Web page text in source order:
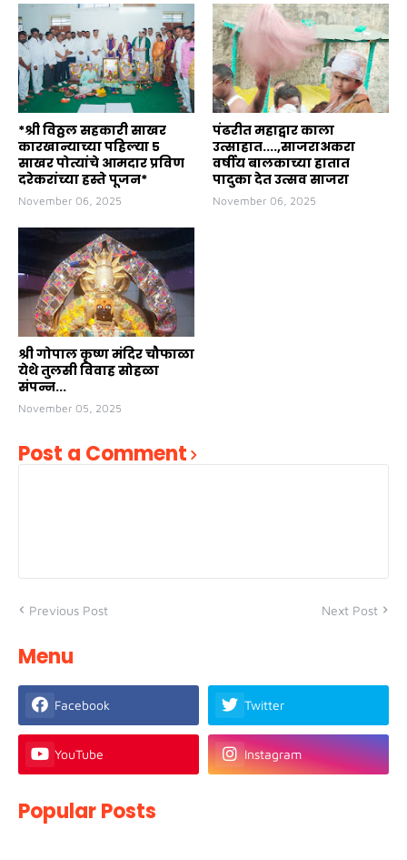
*श्री विठ्ठल सहकारी साखर
कारखान्याच्या पहिल्या ५
साखर पोत्यांचे आमदार प्रविण
दरेकरांच्या हस्ते पूजन*
November 06, 2025
पंढरीत महाद्वार काला
उत्साहात....,साजराअकरा
वर्षीय बालकाच्या हातात
पादुका देत उत्सव साजरा
November 06, 2025
श्री गोपाल कृष्ण मंदिर चौफाळा
येथे तुलसी विवाह सोहळा
संपन्न...
November 05, 2025
Post a Comment
Previous Post Next Post
Menu
Facebook Twitter
YouTube Instagram
Popular Posts